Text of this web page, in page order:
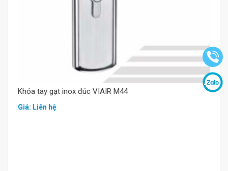
Khóa tay gạt inox đúc VIAIR M44
Giá: Liên hệ